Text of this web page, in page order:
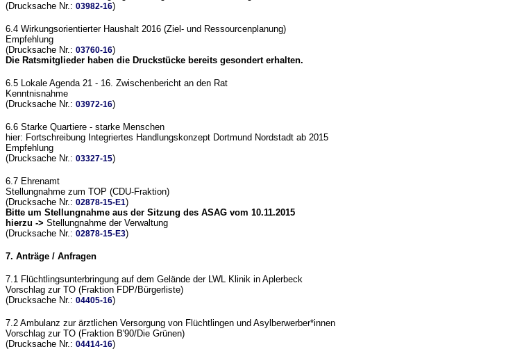
(Drucksache Nr.: 03982-16)
6.4 Wirkungsorientierter Haushalt 2016 (Ziel- und Ressourcenplanung)
Empfehlung
(Drucksache Nr.: 03760-16)
Die Ratsmitglieder haben die Druckstücke bereits gesondert erhalten.
6.5 Lokale Agenda 21 - 16. Zwischenbericht an den Rat
Kenntnisnahme
(Drucksache Nr.: 03972-16)
6.6 Starke Quartiere - starke Menschen
hier: Fortschreibung Integriertes Handlungskonzept Dortmund Nordstadt ab 2015
Empfehlung
(Drucksache Nr.: 03327-15)
6.7 Ehrenamt
Stellungnahme zum TOP (CDU-Fraktion)
(Drucksache Nr.: 02878-15-E1)
Bitte um Stellungnahme aus der Sitzung des ASAG vom 10.11.2015
hierzu -> Stellungnahme der Verwaltung
(Drucksache Nr.: 02878-15-E3)
7. Anträge / Anfragen
7.1 Flüchtlingsunterbringung auf dem Gelände der LWL Klinik in Aplerbeck
Vorschlag zur TO (Fraktion FDP/Bürgerliste)
(Drucksache Nr.: 04405-16)
7.2 Ambulanz zur ärztlichen Versorgung von Flüchtlingen und Asylberwerber*innen
Vorschlag zur TO (Fraktion B'90/Die Grünen)
(Drucksache Nr.: 04414-16)